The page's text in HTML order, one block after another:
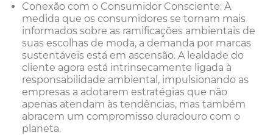
Conexão com o Consumidor Consciente: À
medida que os consumidores se tornam mais
informados sobre as ramificações ambientais de
suas escolhas de moda, a demanda por marcas
sustentáveis está em ascensão. A lealdade do
cliente agora está intrinsecamente ligada à
responsabilidade ambiental, impulsionando as
empresas a adotarem estratégias que não
apenas atendam às tendências, mas também
abracem um compromisso duradouro com o
planeta.